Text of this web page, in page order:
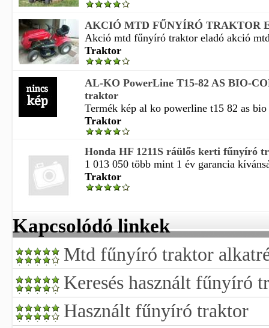
AKCIÓ MTD FŰNYÍRÓ TRAKTOR
Akció mtd fűnyíró traktor eladó akció
Traktor
AL-KO PowerLine T15-82 AS BIO-
traktor
Termék kép al ko powerline t15 82 as
Traktor
Honda HF 1211S ráülős kerti fűnyíró
1 013 050 több mint 1 év garancia
Traktor
Kapcsolódó linkek
Mtd fűnyíró traktor
Keresés használt fűnyíró
Használt fűnyíró traktor